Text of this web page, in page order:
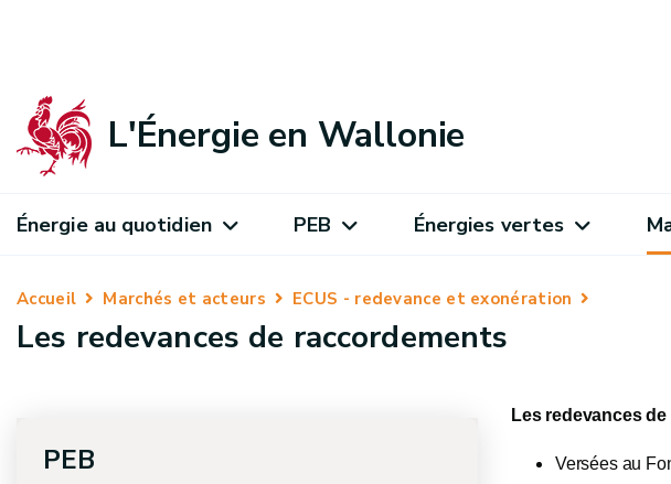
L'Énergie en Wallonie
Énergie au quotidien PEB Énergies vertes
Accueil Marchés et acteurs ECUS - redevance et exonération
Les redevances de raccordements
PEB
Les redevances
Versées au